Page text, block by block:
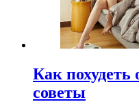
Как похудеть
советы